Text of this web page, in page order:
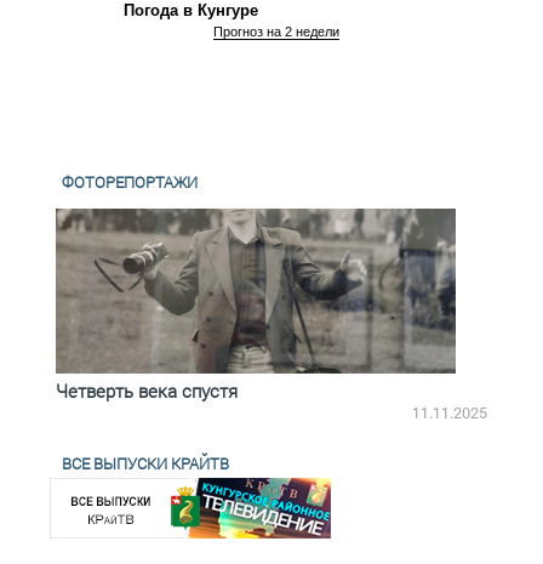
Погода в Кунгуре
Прогноз на 2 недели
ФОТОРЕПОРТАЖИ
Четверть века спустя
11.11.2025
ВСЕ ВЫПУСКИ КРАЙТВ